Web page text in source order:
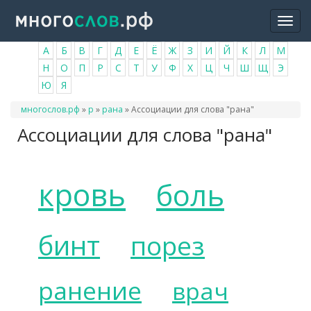
основному
содержанию
А Б В Г Д Е Ё Ж З И Й К Л
М
Н
О П Р С Т У Ф Х Ц Ч Ш Щ
Э
Ю
Я
Вы
многослов.рф » р » рана »Ассоциации для слова "рана"
Ассоциации для слова "рана"
кровь боль
бинт порез
ранение врач